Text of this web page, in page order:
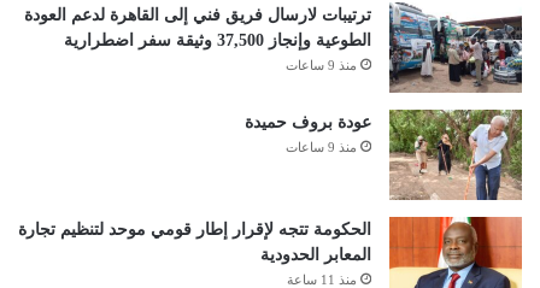
ترتيبات لارسال فريق فني إلى القاهرة لدعم العودة
الطوعية وإنجاز 37,500 وثيقة سفر اضطرارية
منذ 9 ساعات
عودة بروف حميدة
منذ 9 ساعات
الحكومة تتجه لإقرار إطار قومي موحد لتنظيم تجارة
المعابر الحدودية
منذ 11 ساعة